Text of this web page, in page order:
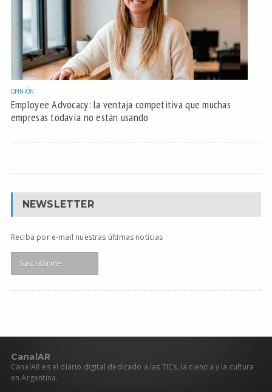
OPINIÓN
Employee Advocacy: la ventaja competitiva que muchas
empresas todavía no están usando
NEWSLETTER
Reciba por e-mail nuestras últimas noticias
Suscribirme
CanalAR
CanalAR es el diario digital dedicado a las TICs, la ciencia y la cultura
en Argentina.